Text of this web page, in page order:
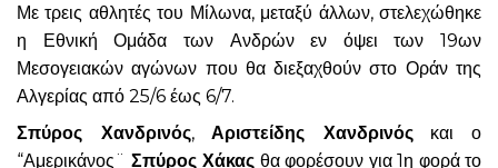
Με τρεις αθλητές του Μίλωνα, μεταξύ άλλων, στελεχώθηκε
η Εθνική Ομάδα των Ανδρών εν όψει των 19ων
Μεσογειακών αγώνων που θα διεξαχθούν στο Οράν της
Αλγερίας από 25/6 έως 6/7.
Σπύρος Χανδρινός,Αριστείδης Χανδρινόςκαι ο
“Αμερικάνος¨ Σπύρος Χάκας θα φορέσουν για 1η φορά το